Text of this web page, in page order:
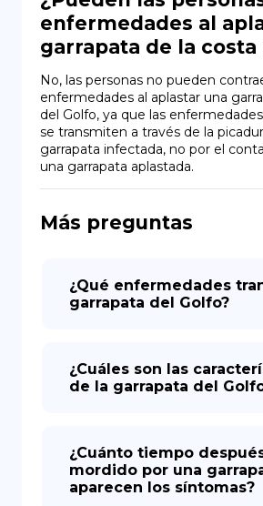
ES
EN
enfermedades al
garrapata de la
No, las personas no pueden
enfermedades al aplastar una
del Golfo, ya que las
se transmiten a través de la
garrapata infectada, no por el
una garrapata aplastada.
Más preguntas
¿Qué enfermedades
garrapata del Golfo?
¿Cuáles son las
de la garrapata del
¿Cuánto tiempo
mordido por una
aparecen los síntomas?